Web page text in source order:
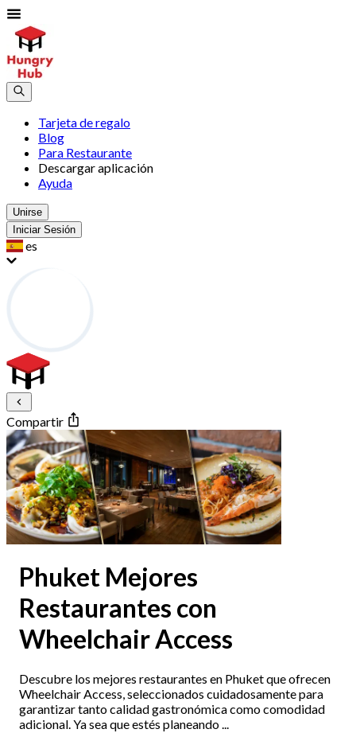
Tarjeta de regalo
Blog
Para Restaurante
Descargar aplicación
Ayuda
Unirse
Iniciar Sesión
es
Compartir
Phuket Mejores
Restaurantes con
Wheelchair Access
Descubre los mejores restaurantes en Phuket que ofrecen
Wheelchair Access, seleccionados cuidadosamente para
garantizar tanto calidad gastronómica como comodidad
adicional. Ya sea que estés planeando ...